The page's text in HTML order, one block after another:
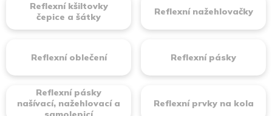
Reflexní kšiltovky
čepice a šátky
Reflexní nažehlovačky
Reflexní oblečení Reflexní pásky
Reflexní pásky
našívací, nažehlovací a
Reflexní prvky na kola